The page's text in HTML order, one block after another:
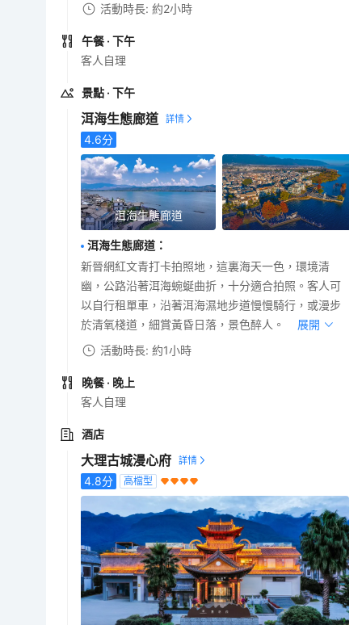
活動時長: 約2小時
午餐 · 下午
客人自理
景點 · 下午
洱海生態廊道
4.6分
洱海生態廊道
洱海生態廊道 ：
新晉網紅文青打卡拍照地，這裏海天一色，環境清
幽，公路沿著洱海蜿蜒曲折，十分適合拍照。客人可
以自行租單車，沿著洱海濕地步道慢慢騎行，或漫步
於清氧棧道，細賞黃昏日落，景色醉人。
展開
活動時長: 約1小時
晚餐 · 晚上
客人自理
酒店
大理古城漫心府
4.8分 高檔型